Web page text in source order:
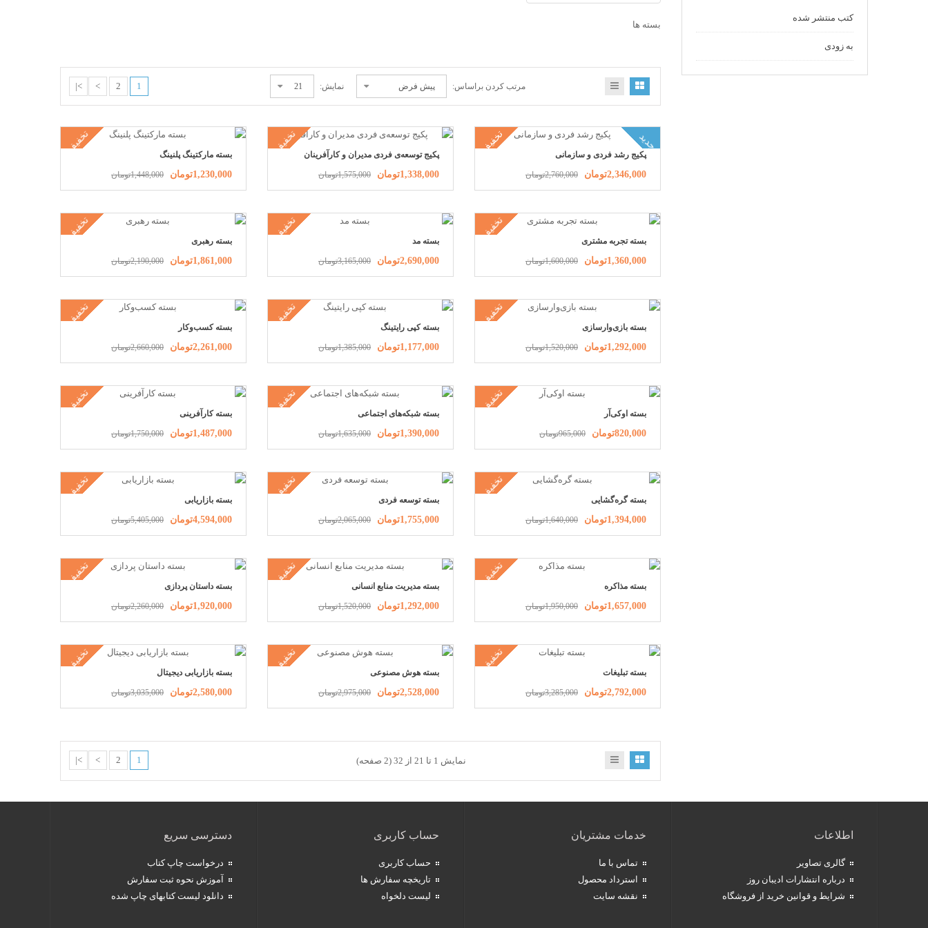
کتب منتشر شده
به زودی
بسته ها
مرتب کردن براساس: نمایش: 1
2
>
>|
جدید تخفیف پکیج رشد فردی و سازمانی
2,346,000تومان 2,760,000تومان
تخفیف پکیج توسعه‌ی فردی مدیران و کارآفرینان
1,338,000تومان 1,575,000تومان
تخفیف بسته مارکتینگ پلنینگ
1,230,000تومان 1,448,000تومان
تخفیف بسته تجربه‌ مشتری
1,360,000تومان 1,600,000تومان
تخفیف بسته مد
2,690,000تومان 3,165,000تومان
تخفیف بسته رهبری
1,861,000تومان 2,190,000تومان
تخفیف بسته بازی‌وارسازی
1,292,000تومان 1,520,000تومان
تخفیف بسته کپی رایتینگ
1,177,000تومان 1,385,000تومان
تخفیف بسته کسب‌وکار
2,261,000تومان 2,660,000تومان
تخفیف بسته‌ او‌کی‌آر
820,000تومان 965,000تومان
تخفیف بسته شبکه‌های اجتماعی
1,390,000تومان 1,635,000تومان
تخفیف بسته کارآفرینی
1,487,000تومان 1,750,000تومان
تخفیف بسته گره‌گشایی
1,394,000تومان 1,640,000تومان
تخفیف بسته توسعه فردی
1,755,000تومان 2,065,000تومان
تخفیف بسته بازاریابی
4,594,000تومان 5,405,000تومان
تخفیف بسته مذاکره
1,657,000تومان 1,950,000تومان
تخفیف بسته مدیریت منابع انسانی
1,292,000تومان 1,520,000تومان
تخفیف بسته داستان پردازی
1,920,000تومان 2,260,000تومان
تخفیف بسته تبلیغات
2,792,000تومان 3,285,000تومان
تخفیف بسته هوش مصنوعی
2,528,000تومان 2,975,000تومان
تخفیف بسته بازاریابی دیجیتال
2,580,000تومان 3,035,000تومان
نمایش 1 تا 21 از 32 (2 صفحه) 1
2
>
>|
اطلاعات
گالری تصاویر
درباره انتشارات ادیبان روز
شرایط و قوانین خرید از فروشگاه
خدمات مشتریان
تماس با ما
استرداد محصول
نقشه سایت
حساب کاربری
حساب کاربری
تاریخچه سفارش ها
لیست دلخواه
دسترسی سریع
درخواست چاپ کتاب
آموزش نحوه ثبت سفارش
دانلود لیست کتابهای چاپ شده